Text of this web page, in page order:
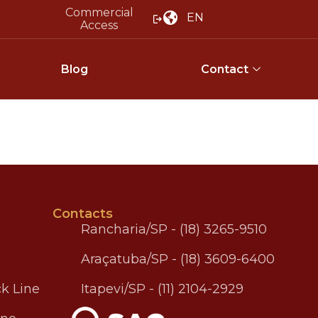
Commercial
Access
EN
Blog Contact
Line
Contacts
Rancharia/SP - (18) 3265-9510
Araçatuba/SP - (18) 3609-6400
Itapevi/SP - (11) 2104-2929